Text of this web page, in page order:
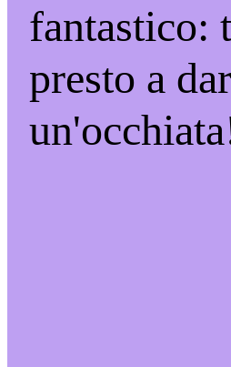
fantastico:
presto a